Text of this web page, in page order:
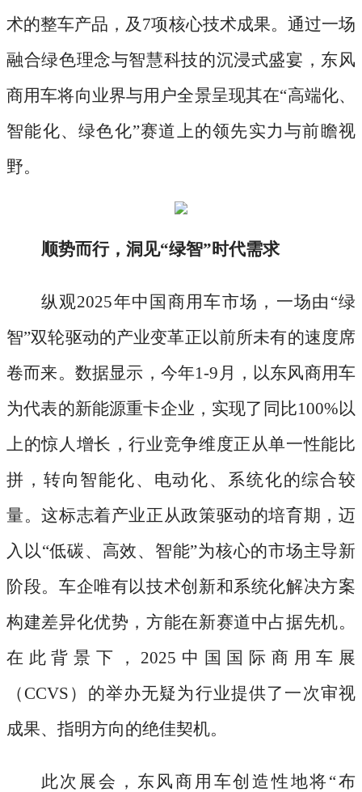
术的整车产品，及7项核心技术成果。通过一场
融合绿色理念与智慧科技的沉浸式盛宴，东风
商用车将向业界与用户全景呈现其在“高端化、
智能化、绿色化”赛道上的领先实力与前瞻视
野。
顺势而行，洞见“绿智”时代需求
纵观2025年中国商用车市场，一场由“绿
智”双轮驱动的产业变革正以前所未有的速度席
卷而来。数据显示，今年1-9月，以东风商用车
为代表的新能源重卡企业，实现了同比100%以
上的惊人增长，行业竞争维度正从单一性能比
拼，转向智能化、电动化、系统化的综合较
量。这标志着产业正从政策驱动的培育期，迈
入以“低碳、高效、智能”为核心的市场主导新
阶段。车企唯有以技术创新和系统化解决方案
构建差异化优势，方能在新赛道中占据先机。
在此背景下，2025中国国际商用车展
（CCVS）的举办无疑为行业提供了一次审视
成果、指明方向的绝佳契机。
此次展会，东风商用车创造性地将“布